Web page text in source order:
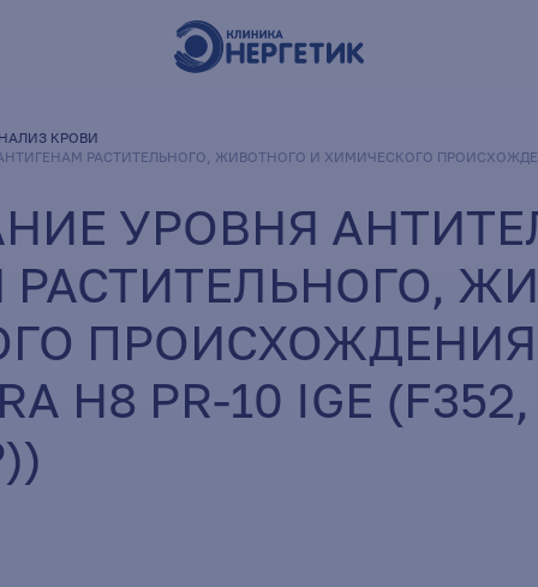
КРОВИ
РАСТИТЕЛЬНОГО, ЖИВОТНОГО И ХИМИЧЕСКОГО
УРОВНЯ
РАСТИТЕЛЬНОГО,
H8 PR-10 IGE (F352,